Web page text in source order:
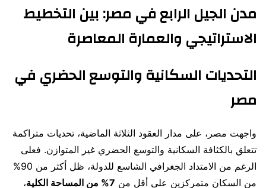
مدن الجيل الرابع في مصر: بين التخطيط
الاستراتيجي والعمارة المعاصرة
التحديات السكانية والتوسع الحضري في
مصر
واجهت مصر، على مدار العقود الثلاثة الماضية، تحديات متراكمة
تتعلق بالكثافة السكانية والتوسع الحضري غير المتوازن. فعلى
الرغم من الامتداد الجغرافي الشاسع للدولة، ظل أكثر من 90%
من السكان متمركزين على أقل من 7% من المساحة الكلية
،